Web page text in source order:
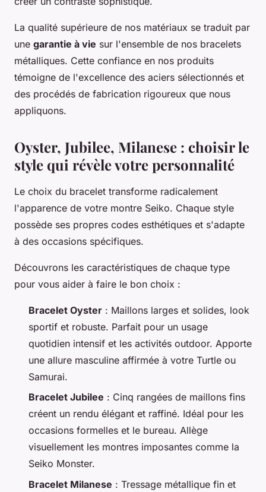
La qualité supérieure de nos matériaux se traduit par
une garantie à vie sur l'ensemble de nos bracelets
métalliques. Cette confiance en nos produits
témoigne de l'excellence des aciers sélectionnés et
des procédés de fabrication rigoureux que nous
appliquons.
Oyster, Jubilee, Milanese : choisir le
style qui révèle votre personnalité
Le choix du bracelet transforme radicalement
l'apparence de votre montre Seiko. Chaque style
possède ses propres codes esthétiques et s'adapte
à des occasions spécifiques.
Découvrons les caractéristiques de chaque type
pour vous aider à faire le bon choix :
Bracelet Oyster : Maillons larges et solides, look
sportif et robuste. Parfait pour un usage
quotidien intensif et les activités outdoor. Apporte
une allure masculine affirmée à votre Turtle ou
Samurai.
Bracelet Jubilee : Cinq rangées de maillons fins
créent un rendu élégant et raffiné. Idéal pour les
occasions formelles et le bureau. Allège
visuellement les montres imposantes comme la
Seiko Monster.
Bracelet Milanese : Tressage métallique fin et